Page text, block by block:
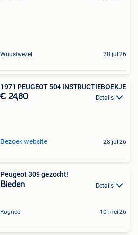
Wuustwezel 28 jul 26
1971 PEUGEOT 504 INSTRUCTIEBOEKJE
€ 24,80 Details
Bezoek website 28 jul 26
Peugeot 309 gezocht!
Bieden Details
Rognee 10 mei 26